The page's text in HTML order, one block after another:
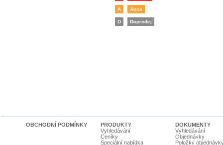
A Akce
D Doprodej
OBCHODNÍ PODMÍNKY
PRODUKTY
Vyhledávání
Ceníky
Speciální nabídka
DOKUMENTY
Vyhledávání
Objednávky
Položky